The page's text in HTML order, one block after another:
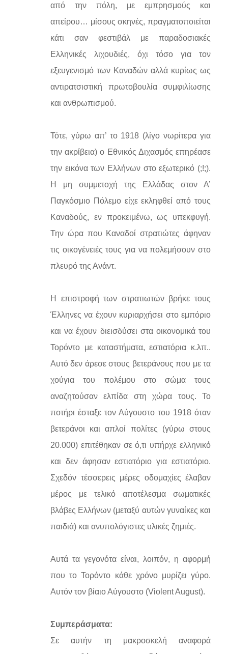
από την πόλη, με εμπρησμούς και
απείρου… μίσους σκηνές, πραγματοποιείται
κάτι σαν φεστιβάλ με παραδοσιακές
Ελληνικές λιχουδιές, όχι τόσο για τον
εξευγενισμό των Καναδών αλλά κυρίως ως
αντιρατσιστική πρωτοβουλία συμφιλίωσης
και ανθρωπισμού.
Τότε, γύρω απ’ το 1918 (λίγο νωρίτερα για
την ακρίβεια) ο Εθνικός Διχασμός επηρέασε
την εικόνα των Ελλήνων στο εξωτερικό (;!;).
Η μη συμμετοχή της Ελλάδας στον Α’
Παγκόσμιο Πόλεμο είχε εκληφθεί από τους
Καναδούς, εν προκειμένω, ως υπεκφυγή.
Την ώρα που Καναδοί στρατιώτες άφηναν
τις οικογένειές τους για να πολεμήσουν στο
πλευρό της Ανάντ.
Η επιστροφή των στρατιωτών βρήκε τους
Έλληνες να έχουν κυριαρχήσει στο εμπόριο
και να έχουν διεισδύσει στα οικονομικά του
Τορόντο με καταστήματα, εστιατόρια κ.λπ..
Αυτό δεν άρεσε στους βετεράνους που με τα
χούγια του πολέμου στο σώμα τους
αναζητούσαν ελπίδα στη χώρα τους. Το
ποτήρι έσταξε τον Αύγουστο του 1918 όταν
βετεράνοι και απλοί πολίτες (γύρω στους
20.000) επιτέθηκαν σε ό,τι υπήρχε ελληνικό
και δεν άφησαν εστιατόριο για εστιατόριο.
Σχεδόν τέσσερεις μέρες οδομαχίες έλαβαν
μέρος με τελικό αποτέλεσμα σωματικές
βλάβες Ελλήνων (μεταξύ αυτών γυναίκες και
παιδιά) και ανυπολόγιστες υλικές ζημιές.
Αυτά τα γεγονότα είναι, λοιπόν, η αφορμή
που το Τορόντο κάθε χρόνο μυρίζει γύρο.
Αυτόν τον βίαιο Αύγουστο (Violent August).
Συμπεράσματα:
Σε αυτήν τη μακροσκελή αναφορά